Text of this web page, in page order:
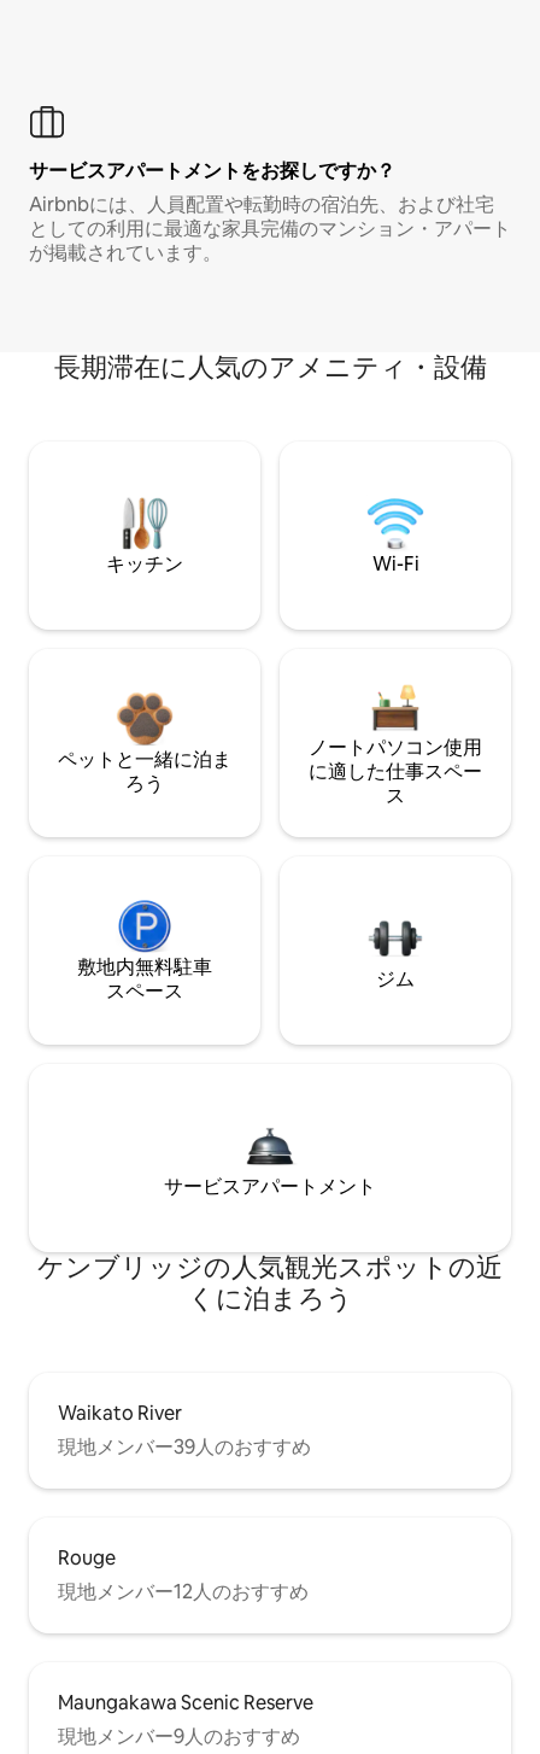
サービスアパートメントをお探しですか？
Airbnbには、人員配置や転勤時の宿泊先、および社宅
としての利用に最適な家具完備のマンション・アパート
が掲載されています。
長期滞在に人気のアメニティ・設備
キッチン Wi-Fi
ペットと一緒に泊ま
ろう
ノートパソコン使用
に適した仕事スペー
ス
敷地内無料駐⁠車
ス⁠ペ⁠ー⁠ス
ジム
サービスアパートメント
ケンブリッジの人気観光スポットの近
くに泊まろう
Waikato River
現地メンバー39人のおすすめ
Rouge
現地メンバー12人のおすすめ
Maungakawa Scenic Reserve
現地メンバー9人のおすすめ